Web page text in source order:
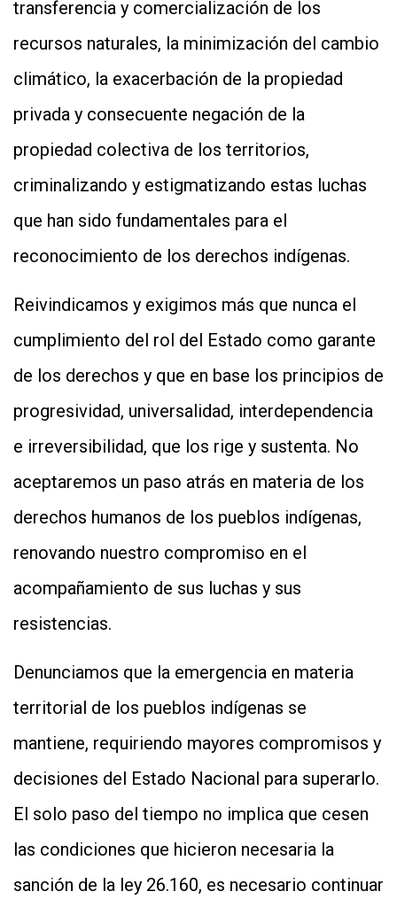
transferencia y comercialización de los
recursos naturales, la minimización del cambio
climático, la exacerbación de la propiedad
privada y consecuente negación de la
propiedad colectiva de los territorios,
criminalizando y estigmatizando estas luchas
que han sido fundamentales para el
reconocimiento de los derechos indígenas.
Reivindicamos y exigimos más que nunca el
cumplimiento del rol del Estado como garante
de los derechos y que en base los principios de
progresividad, universalidad, interdependencia
e irreversibilidad, que los rige y sustenta. No
aceptaremos un paso atrás en materia de los
derechos humanos de los pueblos indígenas,
renovando nuestro compromiso en el
acompañamiento de sus luchas y sus
resistencias.
Denunciamos que la emergencia en materia
territorial de los pueblos indígenas se
mantiene, requiriendo mayores compromisos y
decisiones del Estado Nacional para superarlo.
El solo paso del tiempo no implica que cesen
las condiciones que hicieron necesaria la
sanción de la ley 26.160, es necesario continuar